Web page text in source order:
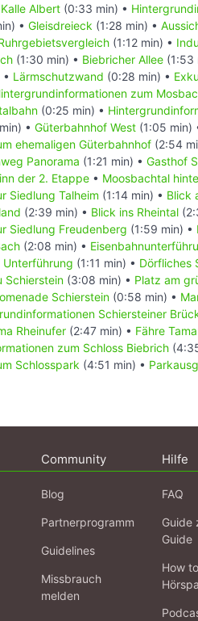
Albert (0:33 min) •
• Gleisdreieck (1:28 min) •
(1:12 min) •
(1:30 min) • Biebricher Allee (1:53
Lärmschutzwand (0:28 min) •
zum
(0:25 min) •
• Güterbahnhof West (1:05 min)
ehemaligen Güterbahnhof (2:54
Panorama (1:21 min) • Gasthof
der 2. Etappe • Moosbachtal
Siedlung Talheim (1:14 min) • Blick
(2:39 min) • Blick ins Rheintal
Siedlung Freudenberg (1:59 min) •
(2:08 min) •
Unterführung (1:11 min) • Dörfliches
Schierstein (3:08 min) • Platz am
Schierstein (0:58 min) •
Schiersteiner
Rheinufer (2:47 min) • Fähre
zum Schloss Biebrich
Schlosspark (4:51 min) •
Community
Blog
Partnerprogramm
Guidelines
Missbrauch
melden
Hilfe
FAQ
Guide
Guide
How to